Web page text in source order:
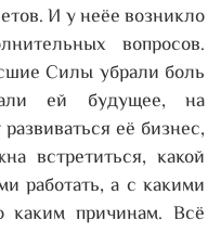
И у неёе возникло
вопросов.
Силы убрали боль
ей будущее, на
её бизнес,
встретиться, какой
работать, а с какими
каким причинам. Всё